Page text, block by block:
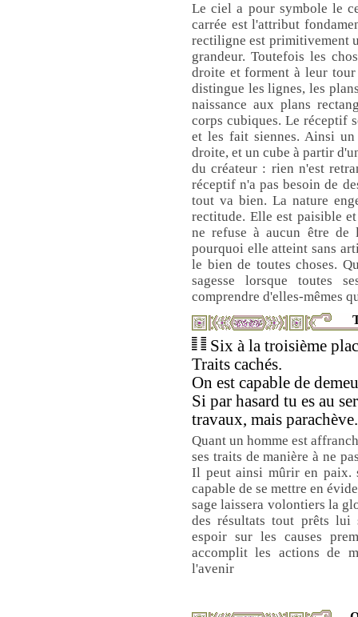
Le ciel a pour symbole le
carrée est l'attribut
rectiligne est primitivement
grandeur. Toutefois les
droite et forment à leur tour
distingue les lignes, les
naissance aux plans
corps cubiques. Le réceptif
et les fait siennes. Ainsi
droite, et un cube à partir
du créateur : rien n'est
réceptif n'a pas besoin de
tout va bien. La nature
rectitude. Elle est paisible
ne refuse à aucun être de
pourquoi elle atteint sans
le bien de toutes choses.
sagesse lorsque toutes
comprendre d'elles-mêmes
Six à la troisième
Traits cachés.
On est capable de
Si par hasard tu es au
travaux, mais parachève.
Quant un homme est
ses traits de manière à ne
Il peut ainsi mûrir en paix.
capable de se mettre en
sage laissera volontiers la
des résultats tout prêts
espoir sur les causes
accomplit les actions de
l'avenir